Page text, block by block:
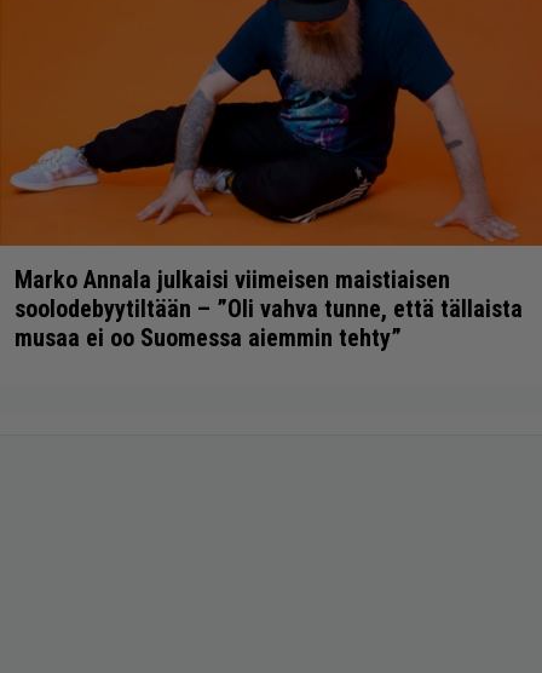
Marko Annala julkaisi viimeisen maistiaisen
soolodebyytiltään – ”Oli vahva tunne, että tällaista
musaa ei oo Suomessa aiemmin tehty”